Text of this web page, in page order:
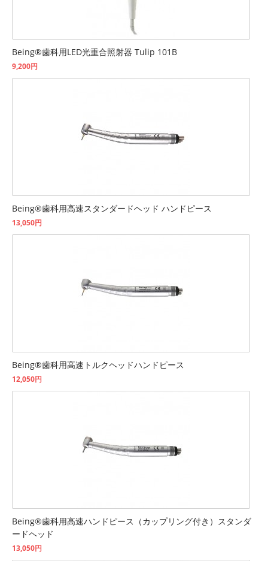
Being®歯科用LED光重合照射器 Tulip 101B
9,200円
Being®歯科用高速スタンダードヘッド ハンドピース
13,050円
Being®歯科用高速トルクヘッドハンドピース
12,050円
Being®歯科用高速ハンドピース（カップリング付き）スタンダ
ードヘッド
13,050円